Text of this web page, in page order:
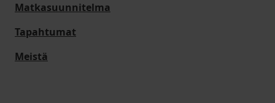
Matkasuunnitelma
Tapahtumat
Meistä